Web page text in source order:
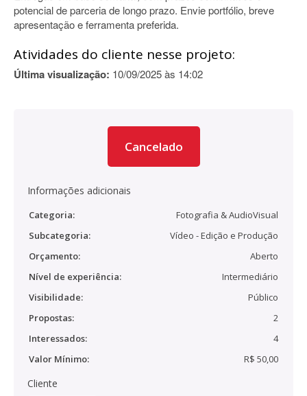
potencial de parceria de longo prazo. Envie portfólio, breve
apresentação e ferramenta preferida.
Atividades do cliente nesse projeto:
Última visualização: 10/09/2025 às 14:02
Cancelado
Informações adicionais
Categoria:
Fotografia & AudioVisual
Subcategoria:
Vídeo - Edição e Produção
Orçamento:
Aberto
Nível de experiência:
Intermediário
Visibilidade:
Público
Propostas:
2
Interessados:
4
Valor Mínimo:
R$ 50,00
Cliente